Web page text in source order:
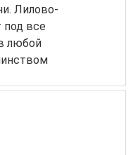
Лилово-
под все
любой